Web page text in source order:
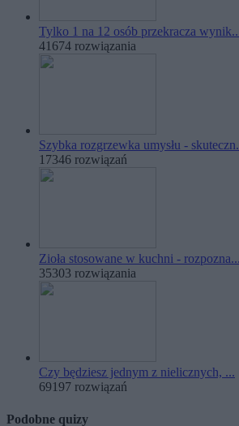
Tylko 1 na 12 osób przekracza
41674 rozwiązania
Szybka rozgrzewka umysłu -
17346 rozwiązań
Zioła stosowane w kuchni - rozpozna...
35303 rozwiązania
Czy będziesz jednym z nielicznych, ...
69197 rozwiązań
Podobne quizy